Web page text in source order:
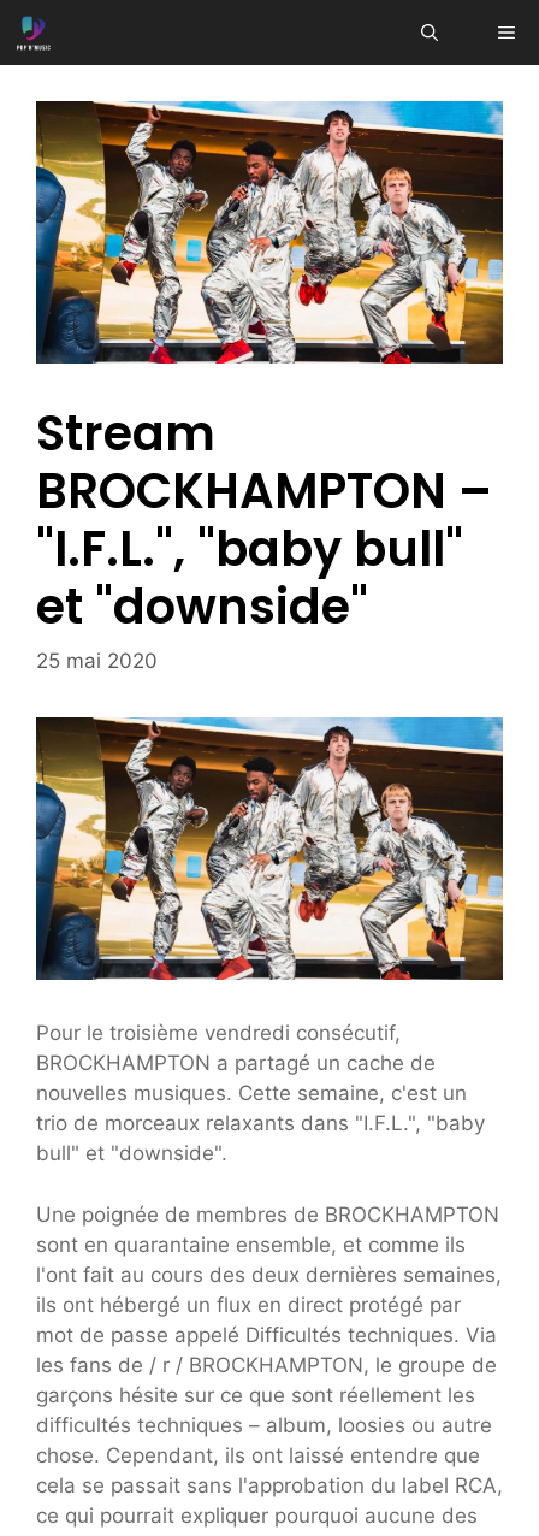
Aller
au
Stream
BROCKHAMPTON –
"I.F.L.", "baby bull"
et "downside"
25 mai 2020
Pour le troisième vendredi consécutif,
BROCKHAMPTON a partagé un cache de
nouvelles musiques. Cette semaine, c'est un
trio de morceaux relaxants dans "I.F.L.", "baby
bull" et "downside".
Une poignée de membres de BROCKHAMPTON
sont en quarantaine ensemble, et comme ils
l'ont fait au cours des deux dernières semaines,
ils ont hébergé un flux en direct protégé par
mot de passe appelé Difficultés techniques. Via
les fans de / r / BROCKHAMPTON, le groupe de
garçons hésite sur ce que sont réellement les
difficultés techniques – album, loosies ou autre
chose. Cependant, ils ont laissé entendre que
cela se passait sans l'approbation du label RCA,
ce qui pourrait expliquer pourquoi aucune des